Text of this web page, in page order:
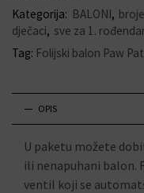
Kategorija: BALONI,
dječaci, sve za 1.
Tag: Folijski balon Paw
OPIS
U paketu možete
ili nenapuhani balon.
ventil koji se